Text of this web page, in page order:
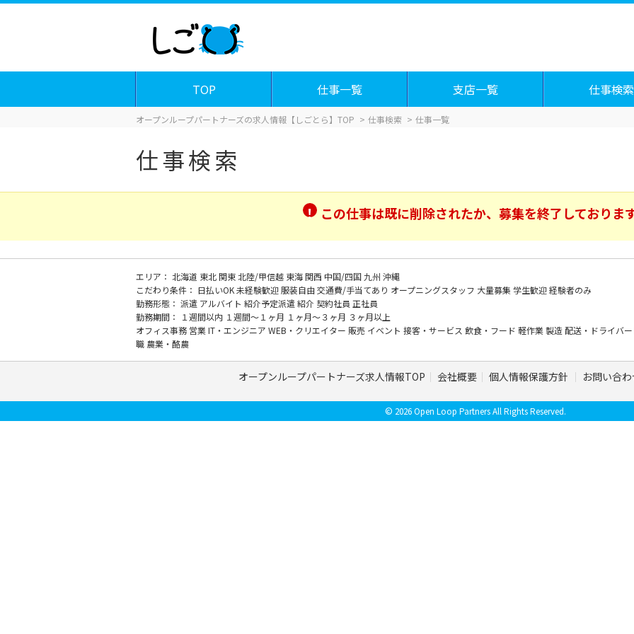
TOP 仕事一覧 支店一覧 仕事検索
オープンループパートナーズの求人情報【しごとら】TOP 仕事検索 仕事一覧
仕事検索
この仕事は既に削除されたか、募集を終了しております
エリア： 北海道 東北関東北陸/甲信越 東海関西 中国/四国九州 沖縄
こだわり条件： 日払いOK未経験歓迎服装自由交通費/手当てあり オープニングスタッフ 大量募集 学生歓迎経験者のみ
勤務形態： 派遣 アルバイト 紹介予定派遣紹介 契約社員 正社員
勤務期間：
１週間以内 １週間～１ヶ月 １ヶ月～３ヶ月 ３ヶ月以上
オフィス事務 営業IT・エンジニア WEB・クリエイター 販売 イベント 接客・サービス 飲食・フード 軽作業製造配送・ドライバー
職 農業・酪農
オープンループパートナーズ求人情報TOP 会社概要 個人情報保護方針 お問い合わ
© 2026 Open Loop Partners All Rights Reserved.